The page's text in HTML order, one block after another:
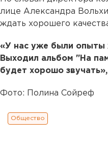
лице Александра
ждать хорошего
«У нас уже были опыты
Выходил альбом "На
будет хорошо
Фото: Полина Сойреф
Общество